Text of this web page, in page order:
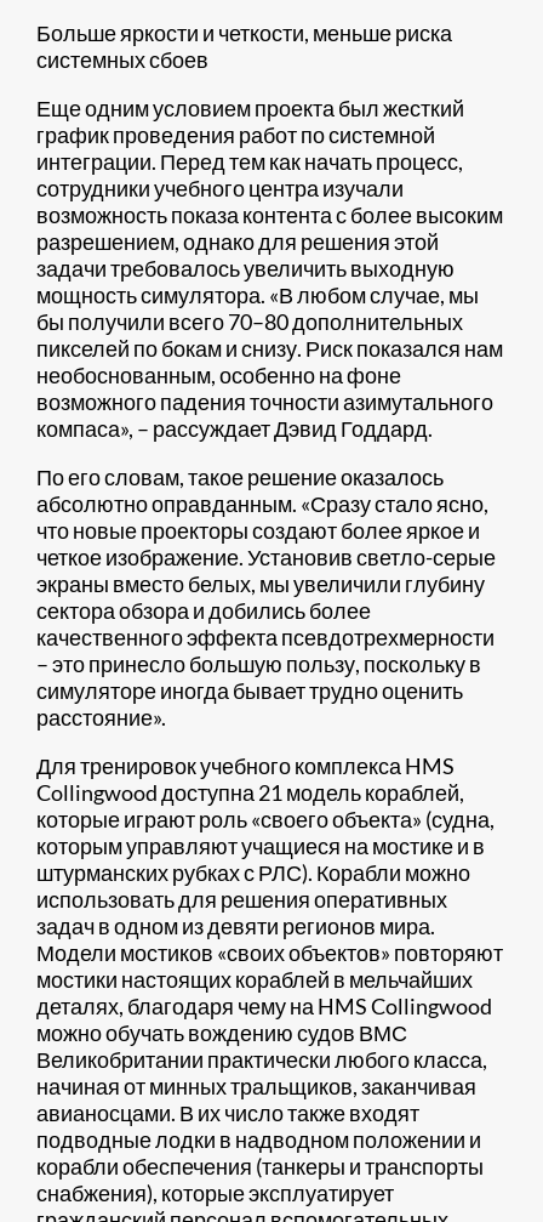
Больше яркости и четкости, меньше риска
системных сбоев
Еще одним условием проекта был жесткий
график проведения работ по системной
интеграции. Перед тем как начать процесс,
сотрудники учебного центра изучали
возможность показа контента с более высоким
разрешением, однако для решения этой
задачи требовалось увеличить выходную
мощность симулятора. «В любом случае, мы
бы получили всего 70–80 дополнительных
пикселей по бокам и снизу. Риск показался нам
необоснованным, особенно на фоне
возможного падения точности азимутального
компаса», – рассуждает Дэвид Годдард.
По его словам, такое решение оказалось
абсолютно оправданным. «Сразу стало ясно,
что новые проекторы создают более яркое и
четкое изображение. Установив светло-серые
экраны вместо белых, мы увеличили глубину
сектора обзора и добились более
качественного эффекта псевдотрехмерности
– это принесло большую пользу, поскольку в
симуляторе иногда бывает трудно оценить
расстояние».
Для тренировок учебного комплекса HMS
Collingwood доступна 21 модель кораблей,
которые играют роль «своего объекта» (судна,
которым управляют учащиеся на мостике и в
штурманских рубках с РЛС). Корабли можно
использовать для решения оперативных
задач в одном из девяти регионов мира.
Модели мостиков «своих объектов» повторяют
мостики настоящих кораблей в мельчайших
деталях, благодаря чему на HMS Collingwood
можно обучать вождению судов ВМС
Великобритании практически любого класса,
начиная от минных тральщиков, заканчивая
авианосцами. В их число также входят
подводные лодки в надводном положении и
корабли обеспечения (танкеры и транспорты
снабжения), которые эксплуатирует